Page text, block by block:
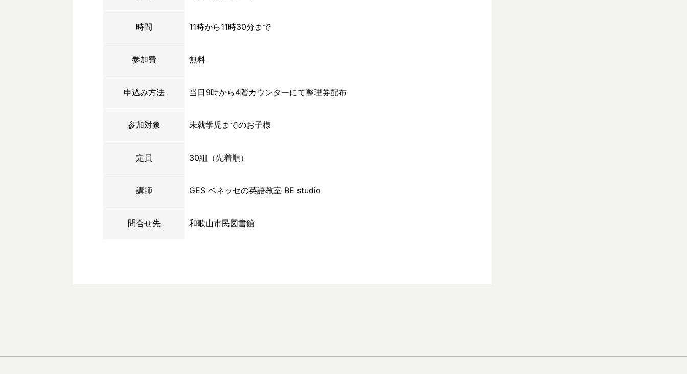
時間 11時から11時30分まで
参加費 無料
申込み方法 当日9時から4階カウンターにて整理券配布
参加対象 未就学児までのお子様
定員 30組（先着順）
講師 GES ベネッセの英語教室 BE studio
問合せ先 和歌山市民図書館